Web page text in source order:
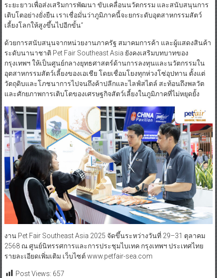
ระยะยาวเพื่อส่งเสริมการพัฒนา ขับเคลื่อนนวัตกรรม และสนับสนุนการ
เติบโตอย่างยั่งยืน เราเชื่อมั่นว่าภูมิภาคนี้จะยกระดับอุตสาหกรรมสัตว์
เลี้ยงโลกให้สูงขึ้นไปอีกขั้น”
ด้วยการสนับสนุนจากหน่วยงานภาครัฐ สมาคมการค้า และผู้แสดงสินค้า
ระดับนานาชาติ Pet Fair Southeast Asia ยังคงเสริมบทบาทของ
กรุงเทพฯ ให้เป็นศูนย์กลางยุทธศาสตร์ด้านการลงทุนและนวัตกรรมใน
อุตสาหกรรมสัตว์เลี้ยงของเอเชีย โดยเชื่อมโยงทุกห่วงโซ่อุปทาน ตั้งแต่
วัตถุดิบและโภชนาการไปจนถึงค้าปลีกและไลฟ์สไตล์ สะท้อนถึงพลวัต
และศักยภาพการเติบโตของเศรษฐกิจสัตว์เลี้ยงในภูมิภาคที่ไม่หยุดยั้ง
งาน Pet Fair Southeast Asia 2025 จัดขึ้นระหว่างวันที่ 29–31 ตุลาคม
2568 ณ ศูนย์นิทรรศการและการประชุมไบเทค กรุงเทพฯ ประเทศไทย
รายละเอียดเพิ่มเติม เว็บไซต์ www.petfair-sea.com
Post Views: 657